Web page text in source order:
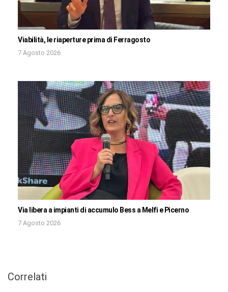
Viabilità, le riaperture prima di Ferragosto
7 Agosto 2026
Via libera a impianti di accumulo Bess a Melfi e Picerno
7 Agosto 2026
Correlati